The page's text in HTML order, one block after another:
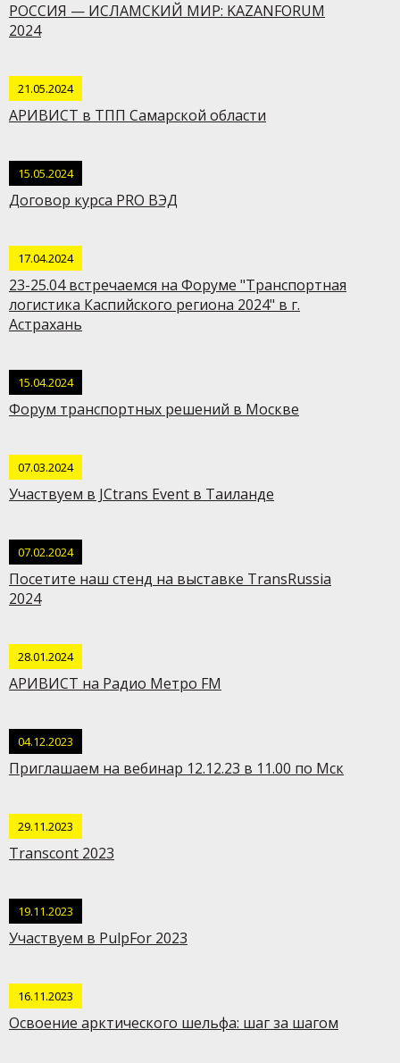
РОССИЯ — ИСЛАМСКИЙ МИР: KAZANFORUM
2024
21.05.2024
АРИВИСТ в ТПП Самарской области
15.05.2024
Договор курса PRO ВЭД
17.04.2024
23-25.04 встречаемся на Форуме "Транспортная
логистика Каспийского региона 2024" в г.
Астрахань
15.04.2024
Форум транспортных решений в Москве
07.03.2024
Участвуем в JCtrans Event в Таиланде
07.02.2024
Посетите наш стенд на выставке TransRussia
2024
28.01.2024
АРИВИСТ на Радио Метро FM
04.12.2023
Приглашаем на вебинар 12.12.23 в 11.00 по Мск
29.11.2023
Transcont 2023
19.11.2023
Участвуем в PulpFor 2023
16.11.2023
Освоение арктического шельфа: шаг за шагом